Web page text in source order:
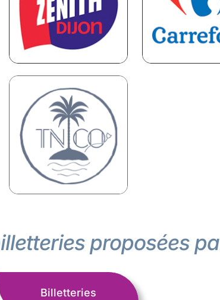
proposées
Billetteries